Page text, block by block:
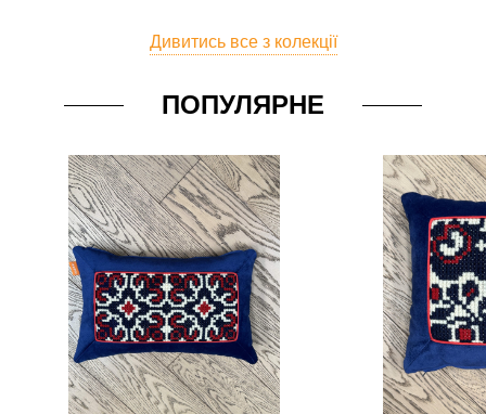
Дивитись все з колекції
ПОПУЛЯРНЕ